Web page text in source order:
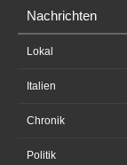
Nachrichten
Lokal
Italien
Chronik
Politik